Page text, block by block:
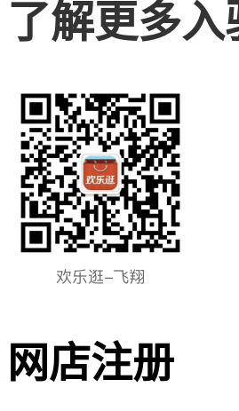
了解更多入
网店注册